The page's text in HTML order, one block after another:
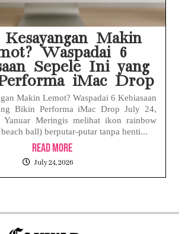
Makin
Waspadai 6
Sepele Ini yang
iMac Drop
Makin Lemot? Waspadai 6 Kebiasaan
Bikin Performa iMac Drop July 24,
Yanuar Meringis melihat ikon rainbow
ball) berputar-putar tanpa henti...
Read More
July 24, 2026